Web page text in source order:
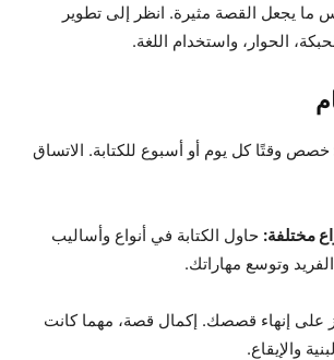
ما يجعل القصة مثيرة. انظر إلى تطوير
الحوار، واستخدام اللغة.
خصص وقتًا كل يوم أو أسبوع للكتابة. الاتساق
مختلفة: حاول الكتابة في أنواع وأساليب
وتوسع مهاراتك.
على إنهاء قصصك. إكمال قصة، مهما كانت
والإيقاع.